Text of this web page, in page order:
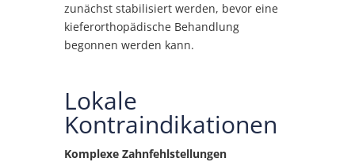
zunächst stabilisiert werden, bevor eine
kieferorthopädische Behandlung
begonnen werden kann.
Lokale
Kontraindikationen
Komplexe Zahnfehlstellungen